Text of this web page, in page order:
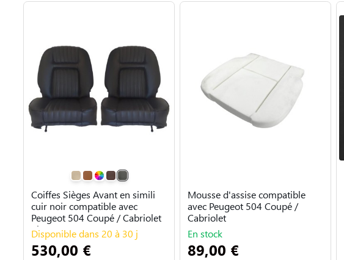
Coiffes Sièges Avant en simili
cuir noir compatible avec
Peugeot 504 Coupé / Cabriolet
pha...
Disponible dans 20 à 30 j
530,00 €
Mousse d'assise compatible
avec Peugeot 504 Coupé /
Cabriolet
En stock
89,00 €